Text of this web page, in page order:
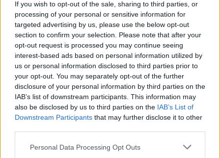
If you wish to opt-out of the sale, sharing to third parties, or
processing of your personal or sensitive information for
targeted advertising by us, please use the below opt-out
section to confirm your selection. Please note that after your
opt-out request is processed you may continue seeing
interest-based ads based on personal information utilized by
us or personal information disclosed to third parties prior to
your opt-out. You may separately opt-out of the further
disclosure of your personal information by third parties on the
IAB’s list of downstream participants. This information may
also be disclosed by us to third parties on the IAB’s List of
Downstream Participants that may further disclose it to other
Personal Data Processing Opt Outs
τομέα τον Ιούλιο - Δημιουργήθηκαν μόνο 44.000
θέσεις εργασίας
05/08/2026 - 17:16 ΚΟΣΜΟΣ
Τ. Θεοδωρικάκος: Στηρίζουμε με πράξεις την
έρευνα και την καινοτομία
05/08/2026 - 16:51 ΠΟΛΙΤΙΚΗ
Ν. Χαρδαλιάς: Μηδενική ανοχή και σε νομικό
επίπεδο για τους υπαίτιους της πυρκαγιάς στη
Δυτική Αττική
ΕΛΛΑΔΑ
ΕΕ: Διοχετεύει 1,4 δισ. ευρώ στην Ουκρανία από
παγωμένα ρωσικά κεφάλαια